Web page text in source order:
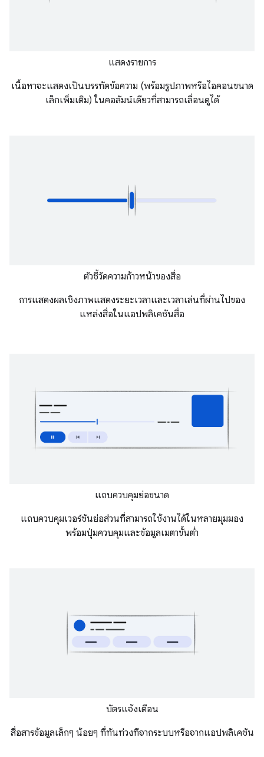
แสดงรายการ
เนื้อหาจะแสดงเป็นบรรทัดข้อความ (พร้อมรูปภาพหรือไอคอนขนาด
เล็กเพิ่มเติม) ในคอลัมน์เดียวที่สามารถเลื่อนดูได้
ตัวชี้วัดความก้าวหน้าของสื่อ
การแสดงผลเชิงภาพแสดงระยะเวลาและเวลาเล่นที่ผ่านไปของ
แหล่งสื่อในแอปพลิเคชันสื่อ
แถบควบคุมย่อขนาด
แถบควบคุมเวอร์ชันย่อส่วนที่สามารถใช้งานได้ในหลายมุมมอง
พร้อมปุ่มควบคุมและข้อมูลเมตาขั้นต่ำ
บัตรแจ้งเตือน
สื่อสารข้อมูลเล็กๆ น้อยๆ ที่ทันท่วงทีจากระบบหรือจากแอปพลิเคชัน